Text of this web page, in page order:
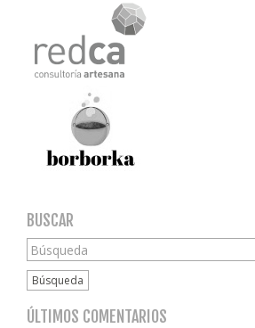
BUSCAR
Búsqueda
ÚLTIMOS COMENTARIOS